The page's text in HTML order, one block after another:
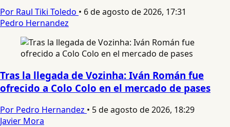
Por Raul Tiki Toledo • 6 de agosto de 2026, 17:31
Pedro Hernandez
Tras la llegada de Vozinha: Iván Román fue
ofrecido a Colo Colo en el mercado de pases
Por Pedro Hernandez • 5 de agosto de 2026, 18:29
Javier Mora